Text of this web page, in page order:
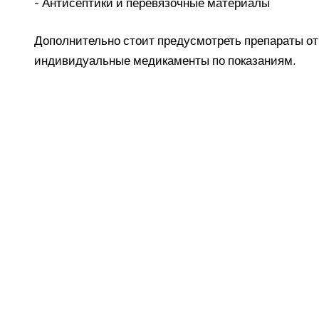
Дополнительно стоит предусмотреть препараты
индивидуальные медикаменты по показаниям.